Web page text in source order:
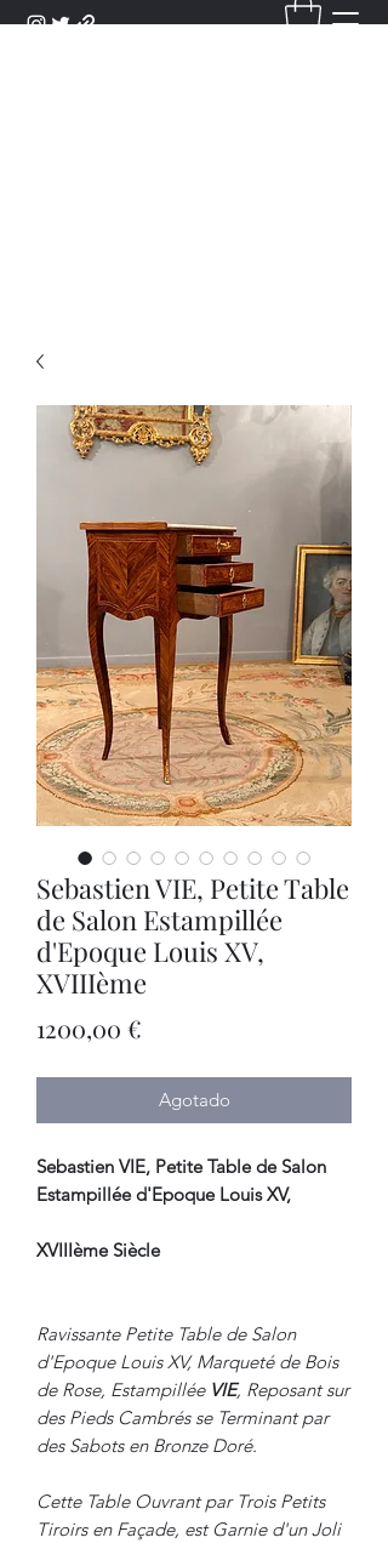
Sebastien VIE, Petite Table
de Salon Estampillée
d'Epoque Louis XV,
XVIIIème
1200,00 €
Agotado
Sebastien VIE, Petite Table de Salon
Estampillée d'Epoque Louis XV,
XVIIIème Siècle
Ravissante Petite Table de Salon
d'Epoque Louis XV, Marqueté de Bois
de Rose, Estampillée VIE, Reposant sur
des Pieds Cambrés se Terminant par
des Sabots en Bronze Doré.
Cette Table Ouvrant par Trois Petits
Tiroirs en Façade, est Garnie d'un Joli